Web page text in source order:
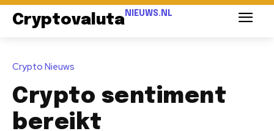
Cryptovaluta NIEUWS.NL
Crypto Nieuws
Crypto sentiment
bereikt